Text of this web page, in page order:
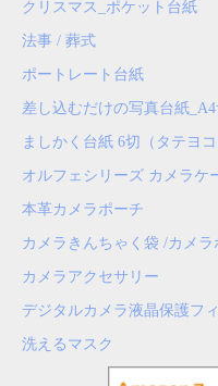
クリスマス_ポケット台紙
法事 / 葬式
ポートレート台紙
差し込むだけの写真台紙
ましかく台紙 6切（タテヨコ
オルフェシリーズ カメラ
本革カメラポーチ
カメラきんちゃく袋 /カメラ
カメラアクセサリー
デジタルカメラ液晶保護フ
洗えるマスク